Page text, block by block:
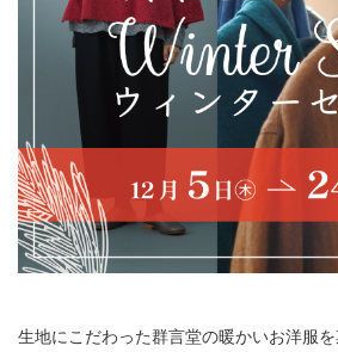
生地にこだわった群言堂の暖かいお洋服を